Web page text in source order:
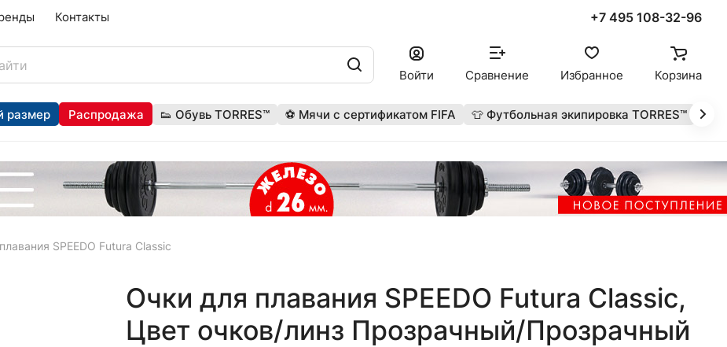
Контакты +7 495 108-32-96
Войти Сравнение Избранное Корзина
размер Распродажа 👟 Обувь TORRES™ ⚽ Мячи с сертификатом FIFA 👕 Футбольная экипировка TORRES™ 🔥
SPEEDO Futura Classic
Очки для плавания SPEEDO Futura Classic,
Цвет очков/линз Прозрачный/Прозрачный